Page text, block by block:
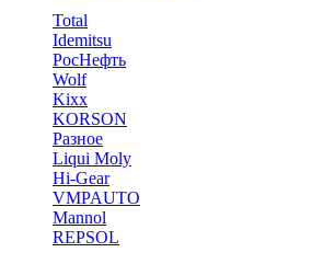
Total
Idemitsu
РосНефть
Wolf
Kixx
KORSON
Разное
Liqui Moly
Hi-Gear
VMPAUTO
Mannol
REPSOL